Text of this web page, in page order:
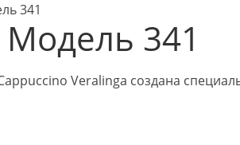
341
341
Veralinga создана